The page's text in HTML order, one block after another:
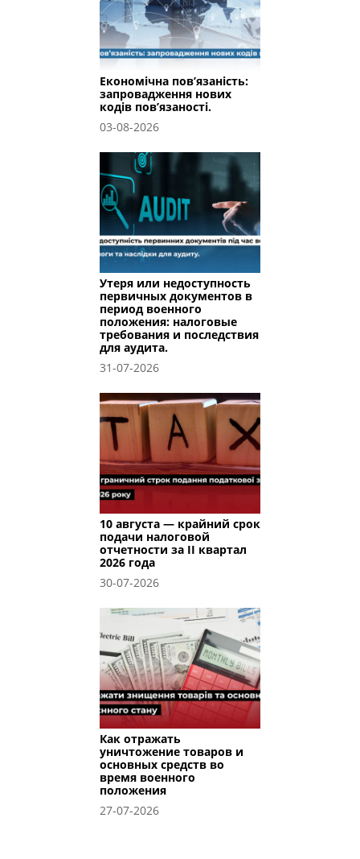
Економічна пов’язаність:
запровадження нових
кодів пов’язаності.
03-08-2026
Утеря или недоступность
первичных документов в
период военного
положения: налоговые
требования и последствия
для аудита.
31-07-2026
10 августа — крайний срок
подачи налоговой
отчетности за II квартал
2026 года
30-07-2026
Как отражать
уничтожение товаров и
основных средств во
время военного
положения
27-07-2026